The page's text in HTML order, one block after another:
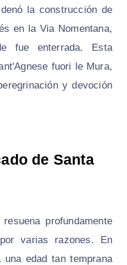
la construcción de
en la Via Nomentana,
fue enterrada. Esta
fuori le Mura,
y devoción
de Santa
profundamente
varias razones. En
edad tan temprana